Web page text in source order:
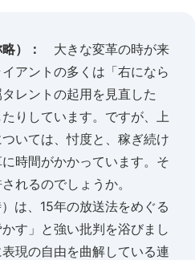
）：
大きな変革の時が来
アントの多くは「右になら
レントの起用を見直した
りしています。ですが、上
いては、忖度と、稼ぎ続け
時間がかかっています。そ
れるのでしょうか。
は、15年の放送法をめぐる
す」と強い批判を浴びまし
現の自由を曲解している連